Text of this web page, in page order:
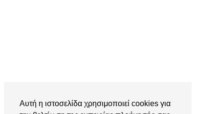
Αυτή η ιστοσελίδα χρησιμοποιεί cookies για